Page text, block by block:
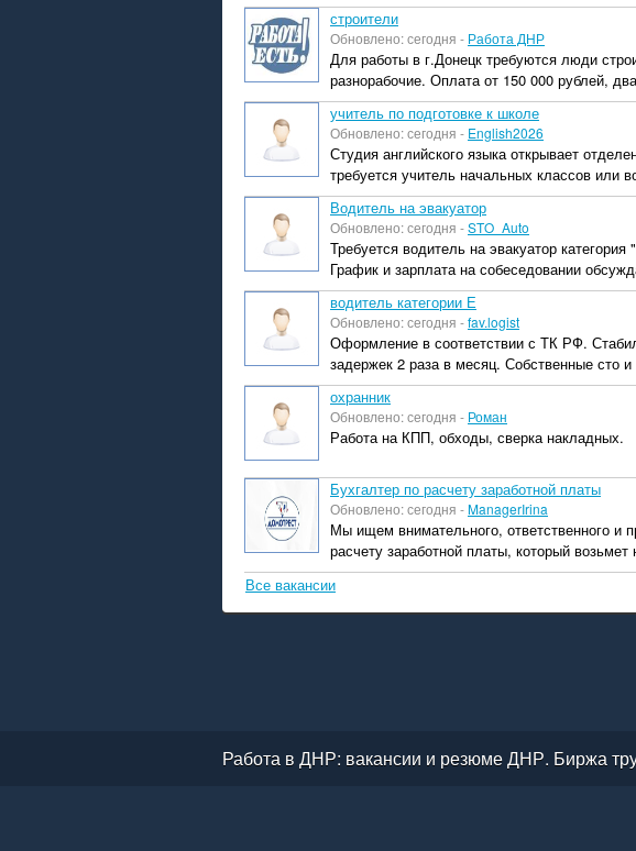
строители
Обновлено: сегодня - Работа ДНР
Для работы в г.Донецк требуются люди
разнорабочие. Оплата от 150 000 рублей,
учитель по подготовке к школе
Обновлено: сегодня - English2026
Студия английского языка открывает
требуется учитель начальных классов или
Водитель на эвакуатор
Обновлено: сегодня -STO_Auto
Требуется водитель на эвакуатор
График и зарплата на собеседовании
водитель категории Е
Обновлено: сегодня -fav.logist
Оформление в соответствии с ТК РФ.
задержек 2 раза в месяц. Собственные сто
охранник
Обновлено: сегодня - Роман
Работа на КПП, обходы, сверка накладных.
Бухгалтер по расчету заработной платы
Обновлено: сегодня -ManagerIrina
Мы ищем внимательного, ответственного и
расчету заработной платы, который возьмет
Все вакансии
Работа в ДНР: вакансии и резюме ДНР. Биржа